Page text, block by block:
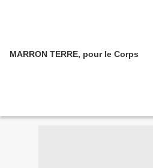
MARRON TERRE, pour le Corps